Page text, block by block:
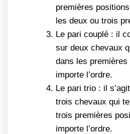
premières
les deux ou trois
Le pari couplé : il
sur deux chevaux
dans les
importe l’ordre.
Le pari trio : il
trois chevaux qui
trois premières
importe l’ordre.